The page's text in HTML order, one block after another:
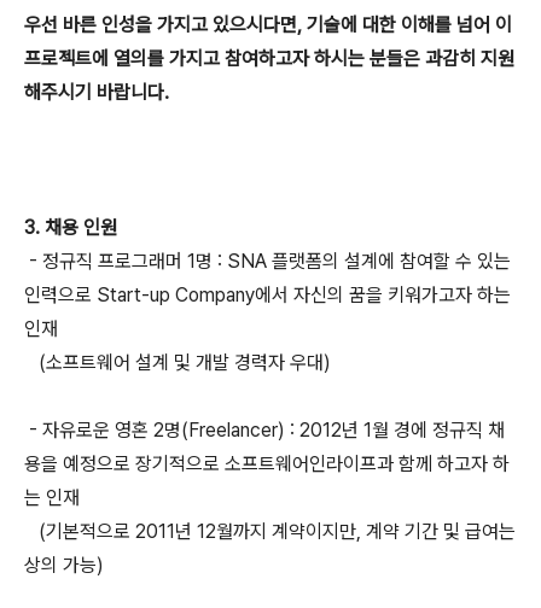
우선 바른 인성을 가지고 있으시다면, 기술에 대한 이해를 넘어 이
프로젝트에 열의를 가지고 참여하고자 하시는 분들은 과감히 지원
해주시기 바랍니다.
3. 채용 인원
- 정규직 프로그래머 1명 : SNA 플랫폼의 설계에 참여할 수 있는
인력으로 Start-up Company에서 자신의 꿈을 키워가고자 하는
인재
(소프트웨어 설계 및 개발 경력자 우대)
- 자유로운 영혼 2명(Freelancer) : 2012년 1월 경에 정규직 채
용을 예정으로 장기적으로 소프트웨어인라이프과 함께 하고자 하
는 인재
(기본적으로 2011년 12월까지 계약이지만, 계약 기간 및 급여는
상의 가능)